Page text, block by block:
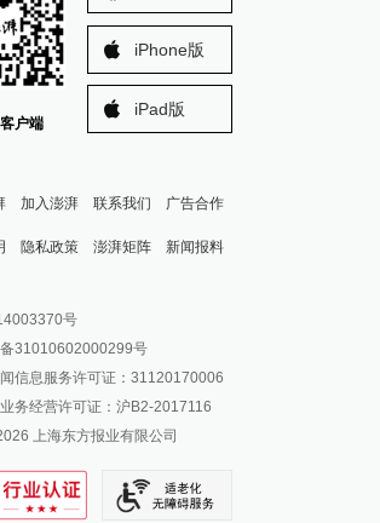
户端
iPhone版
iPad版
加入澎湃 联系我们 广告合作
隐私政策 澎湃矩阵
澎湃新闻公众号
澎湃新闻抖音号
派生万物开放平台
IP SHANGHAI
SIXTH TONE
新闻报料
箱: news@thepaper.cn
号
31010602000299号
信息服务许可证：31120170006
务经营许可证：沪B2-2017116
上海东方报业有限公司